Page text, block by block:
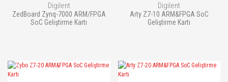
Digilent
ZedBoard Zynq-7000 ARM/FPGA
SoC Geliştirme Kartı
Digilent
Arty Z7-10 ARM&FPGA SoC
Geliştirme Kartı